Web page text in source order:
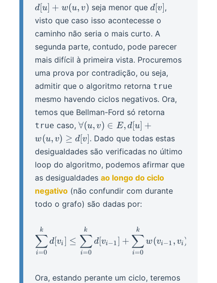
d[u] + w(u, v) seja menor qued[v]
d[v],
visto que caso isso acontecesse o
caminho não seria o mais curto. A
segunda parte, contudo, pode parecer
mais difícil à primeira vista. Procuremos
uma prova por contradição, ou seja,
admitir que o algoritmo retorna true
mesmo havendo ciclos negativos. Ora,
temos que Bellman-Ford só retorna
true caso, \forall
(u, v)
\in E,
d[u] +
w(u,
v)
\geq
d[v]
∀(u, v) ∈ E, d[u] +
w(u, v) ≥ d[v]. Dado que todas estas
desigualdades são verificadas no último
loop do algoritmo, podemos afirmar que
as desigualdades ao longo do ciclo
negativo (não confundir com durante
todo o grafo) são dadas por:
\sum_{i = 0}^k{d[v_i]}
i=0
∑
k
d[vi ] ≤
i=0
∑
k
d[vi−1] +
i=0
∑
k
w(vi−1 , vi )
Ora, estando perante um ciclo, teremos